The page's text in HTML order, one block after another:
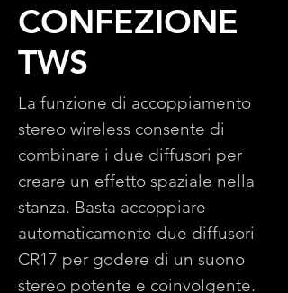
CONFEZIONE
TWS
La funzione di accoppiamento
stereo wireless consente di
combinare i due diffusori per
creare un effetto spaziale nella
stanza. Basta accoppiare
automaticamente due diffusori
CR17 per godere di un suono
stereo potente e coinvolgente.